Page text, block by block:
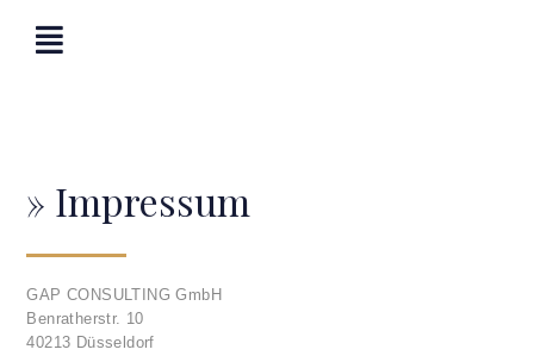
» Impressum
GAP CONSULTING GmbH
Benratherstr. 10
40213 Düsseldorf